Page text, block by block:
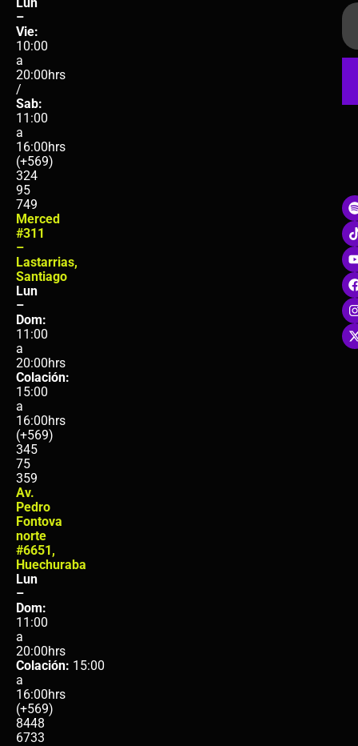
–
Vie:
10:00
a
20:00hrs
/
Sab:
11:00
a
16:00hrs
(+569)
324
95
749
Merced
#311
–
Lastarrias,
Santiago
Lun
–
Dom:
11:00
a
20:00hrs
Colación:
15:00
a
16:00hrs
(+569)
345
75
359
Av.
Pedro
Fontova
norte
#6651,
Huechuraba
Lun
–
Dom:
11:00
a
20:00hrs
Colación: 15:00
a
16:00hrs
(+569)
8448
6733